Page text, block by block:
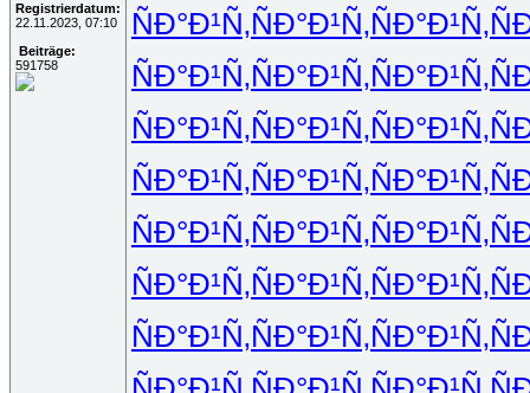
Registrierdatum:
22.11.2023, 07:10
Beiträge:
591758
ÑÐ°Ð¹Ñ‚ÑÐ°Ð¹Ñ‚ÑÐ°Ð¹Ñ‚
ÑÐ°Ð¹Ñ‚ÑÐ°Ð¹Ñ‚ÑÐ°Ð¹Ñ‚
ÑÐ°Ð¹Ñ‚ÑÐ°Ð¹Ñ‚ÑÐ°Ð¹Ñ‚
ÑÐ°Ð¹Ñ‚ÑÐ°Ð¹Ñ‚ÑÐ°Ð¹Ñ‚
ÑÐ°Ð¹Ñ‚ÑÐ°Ð¹Ñ‚ÑÐ°Ð¹Ñ‚
ÑÐ°Ð¹Ñ‚ÑÐ°Ð¹Ñ‚ÑÐ°Ð¹Ñ‚
ÑÐ°Ð¹Ñ‚ÑÐ°Ð¹Ñ‚ÑÐ°Ð¹Ñ‚